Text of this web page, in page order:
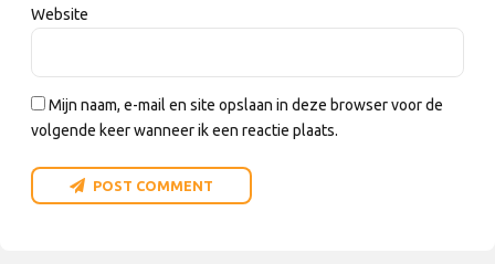
Website
Mijn naam, e-mail en site opslaan in deze browser voor de
volgende keer wanneer ik een reactie plaats.
POST COMMENT